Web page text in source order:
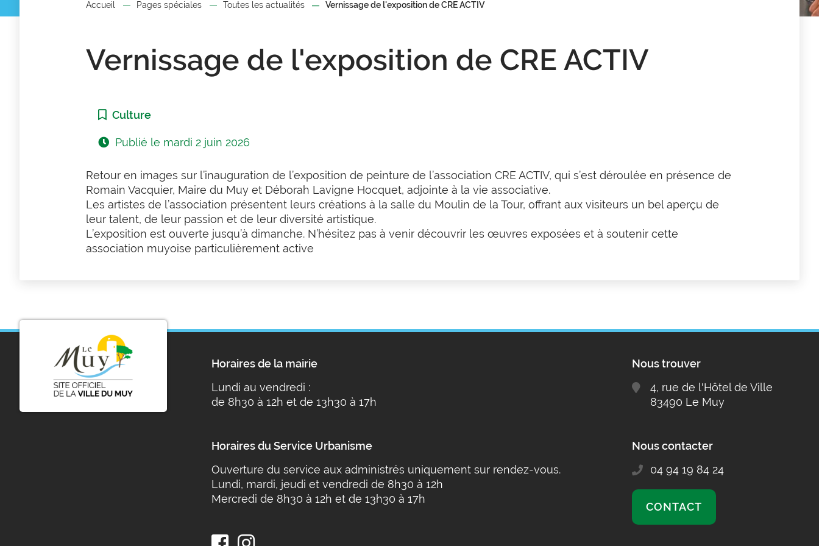
Accueil Pages spéciales Toutes les actualités Vernissage de l'exposition de CRE ACTIV
Vernissage de l'exposition de CRE ACTIV
Catégorie :
Culture
Publié le mardi 2 juin 2026
Retour en images sur l’inauguration de l’exposition de peinture de l’association CRE ACTIV, qui s’est déroulée en présence de
Romain Vacquier, Maire du Muy et Déborah Lavigne Hocquet, adjointe à la vie associative.
Les artistes de l’association présentent leurs créations à la salle du Moulin de la Tour, offrant aux visiteurs un bel aperçu de
leur talent, de leur passion et de leur diversité artistique.
L’exposition est ouverte jusqu’à dimanche. N’hésitez pas à venir découvrir les œuvres exposées et à soutenir cette
association muyoise particulièrement active
Horaires de la mairie
Lundi au vendredi :
de 8h30 à 12h et de 13h30 à 17h
Horaires du Service Urbanisme
Ouverture du service aux administrés uniquement sur rendez-vous.
Lundi, mardi, jeudi et vendredi de 8h30 à 12h
Mercredi de 8h30 à 12h et de 13h30 à 17h
Nous trouver
4, rue de l'Hôtel de Ville
83490 Le Muy
Nous contacter
04 94 19 84 24
CONTACT